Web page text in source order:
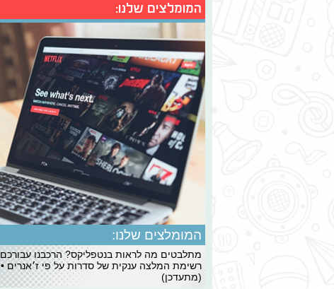
המומלצים שלנו:
המומלצים שלנו:
מתלבטים מה לראות בנטפליקס? הרכבנו עבורכם
רשימת המלצה ענקית של סדרות על פי ז׳אנרים •
(מתעדכן)